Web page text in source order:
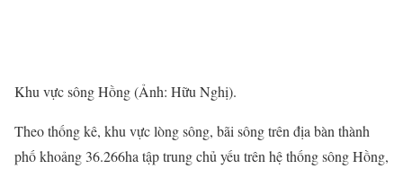
Khu vực sông Hồng (Ảnh: Hữu Nghị).
Theo thống kê, khu vực lòng sông, bãi sông trên địa bàn thành
phố khoảng 36.266ha tập trung chủ yếu trên hệ thống sông Hồng,